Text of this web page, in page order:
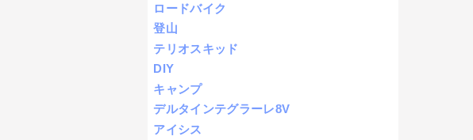
ロードバイク
登山
テリオスキッド
DIY
キャンプ
デルタインテグラーレ8V
アイシス